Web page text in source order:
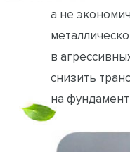
а не
в
снизить
на